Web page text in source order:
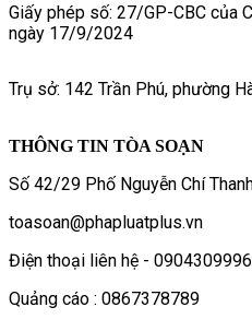
Giấy phép số: 27/GP-CBC của
ngày 17/9/2024
Trụ sở: 142 Trần Phú, phường
THÔNG TIN TÒA SOẠN
Số 42/29 Phố Nguyễn Chí
toasoan@phapluatplus.vn
Điện thoại liên hệ - 0904309996
Quảng cáo : 0867378789